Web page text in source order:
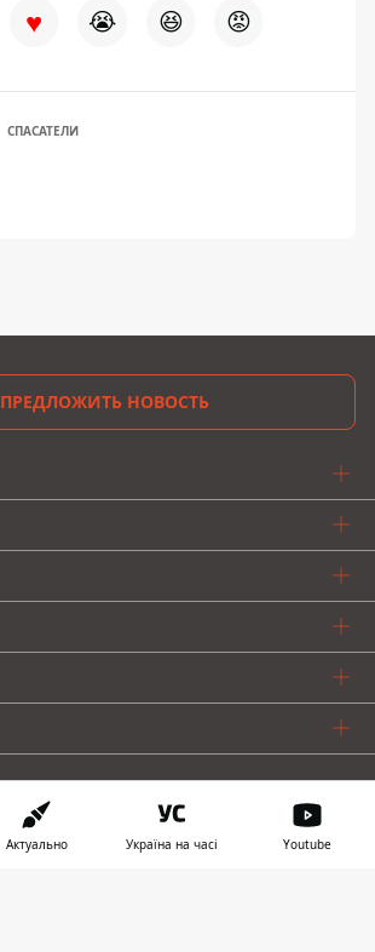
♥ 😭 😆 😡
СПАСАТЕЛИ
ПРЕДЛОЖИТЬ НОВОСТЬ
Актуально Україна на часі Youtube